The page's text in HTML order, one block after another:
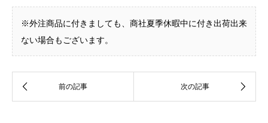
※外注商品に付きましても、商社夏季休暇中に付き出荷出来
ない場合もございます。